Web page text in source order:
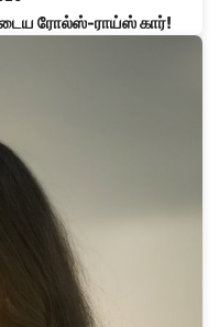
ரோல்ஸ்-ராய்ஸ் கார்!